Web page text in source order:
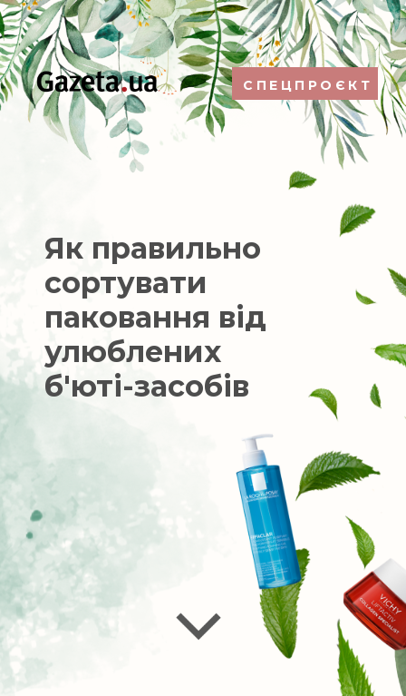
Як правильно
улюблених
б'юті-засобів
СПЕЦПРОЄКТ
Щодня ми користуємось
косметичними засобами:
шампунем, кондиціонером для
тканинними масками,
косметикою для макіяжу.
Коли продукт закінчується, постає